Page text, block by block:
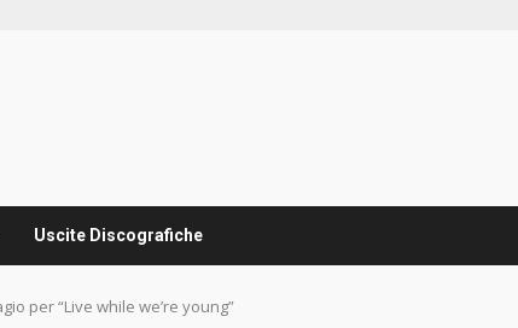
Uscite Discografiche
per “Live while we’re young”